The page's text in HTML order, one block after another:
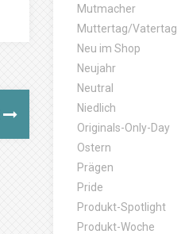
Mutmacher
Muttertag/Vatertag
Neu im Shop
Neujahr
Neutral
Niedlich
Originals-Only-Day
Ostern
Prägen
Pride
Produkt-Spotlight
Produkt-Woche